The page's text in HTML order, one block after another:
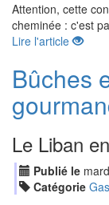
Attention, cette
cheminée : c'est
Lire l'article
Bûches
Le Liban
Publié le
Catégorie